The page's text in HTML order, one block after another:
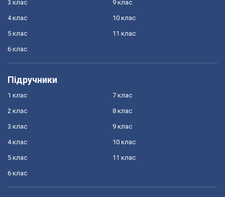
3 клас
4 клас
5 клас
6 клас
9 клас
10 клас
11 клас
Підручники
1 клас
2 клас
3 клас
4 клас
5 клас
6 клас
7 клас
8 клас
9 клас
10 клас
11 клас